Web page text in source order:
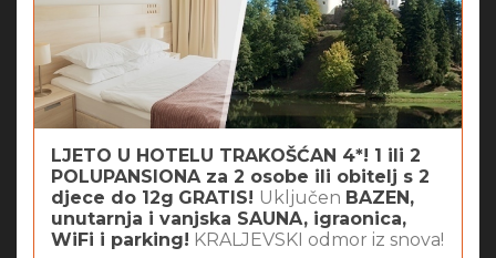
LJETO U HOTELU TRAKOŠĆAN 4*! 1 ili 2
POLUPANSIONA za 2 osobe ili obitelj s 2
djece do 12g GRATIS! Uključen BAZEN,
unutarnja i vanjska SAUNA, igraonica,
WiFi i parking! KRALJEVSKI odmor iz snova!